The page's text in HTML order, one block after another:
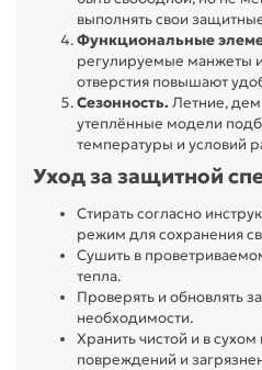
выполнять свои
Функциональные
регулируемые манжеты
отверстия повышают
Сезонность.Летние,
утеплённые модели
температуры и условий
Уход за защитной
Стирать согласно
режим для сохранения
Сушить в
тепла.
Проверять и обновлять
необходимости.
Хранить чистой и в
повреждений и